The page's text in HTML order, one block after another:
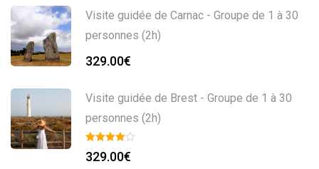
Visite guidée de Carnac - Groupe de 1 à 30
personnes (2h)
329.00€
Visite guidée de Brest - Groupe de 1 à 30
personnes (2h)
329.00€